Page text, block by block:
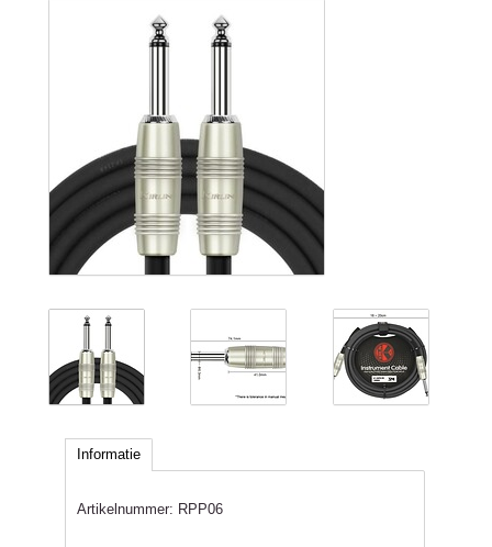
Informatie
Artikelnummer: RPP06